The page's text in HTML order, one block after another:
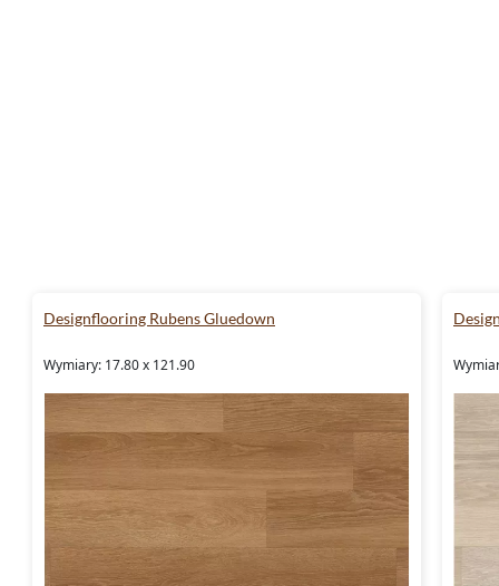
Designflooring Rubens Gluedown
Wymiary: 17.80 x 121.90